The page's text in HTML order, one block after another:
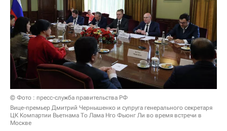
© Фото : пресс-служба правительства РФ
Вице-премьер Дмитрий Чернышенко и супруга генерального секретаря
ЦК Компартии Вьетнама То Лама Нго Фыонг Ли во время встречи в
Москве